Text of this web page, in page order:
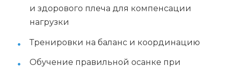
и здорового плеча для компенсации
нагрузки
Тренировки на баланс и координацию
Обучение правильной осанке при